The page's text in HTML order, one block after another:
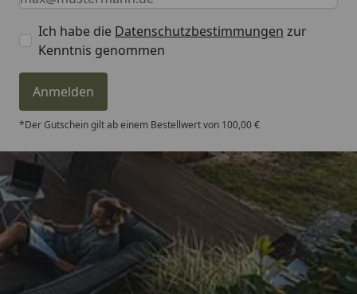
Ich habe die Datenschutzbestimmungen zur
Kenntnis genommen
Anmelden
*Der Gutschein gilt ab einem Bestellwert von 100,00 €
Trusted Shops
4,81/ 5